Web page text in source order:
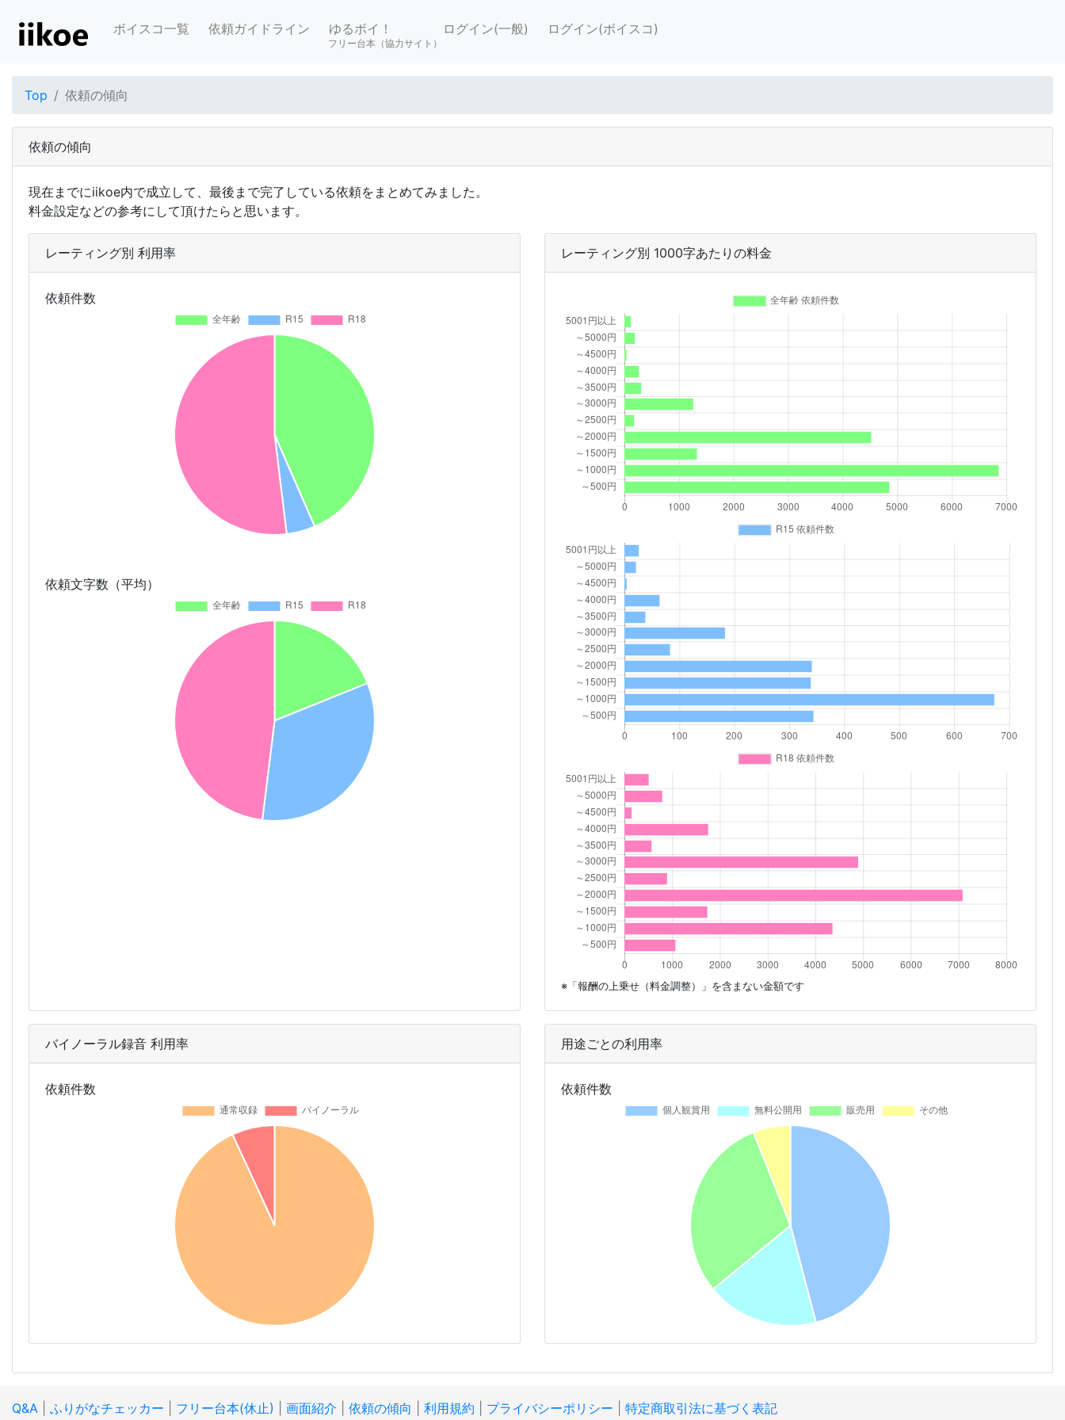
ボイスコ一覧 依頼ガイドライン ゆるボイ！
フリー台本（協力サイト）
ログイン(一般) ログイン(ボイスコ)
Top 依頼の傾向
依頼の傾向
現在までにiikoe内で成立して、最後まで完了している依頼をまとめてみました。
料金設定などの参考にして頂けたらと思います。
レーティング別 利用率
依頼件数
依頼文字数（平均）
レーティング別 1000字あたりの料金
※「報酬の上乗せ（料金調整）」を含まない金額です
バイノーラル録音 利用率
依頼件数
用途ごとの利用率
依頼件数
Q&A ふりがなチェッカー フリー台本(休止) 画面紹介 依頼の傾向 利用規約 プライバシーポリシー 特定商取引法に基づく表記